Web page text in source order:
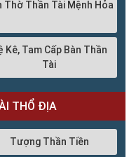
Thờ Thần Tài Mệnh Hỏa
Kê, Tam Cấp Bàn Thần
Tài
THỔ ĐỊA
Tượng Thần Tiền